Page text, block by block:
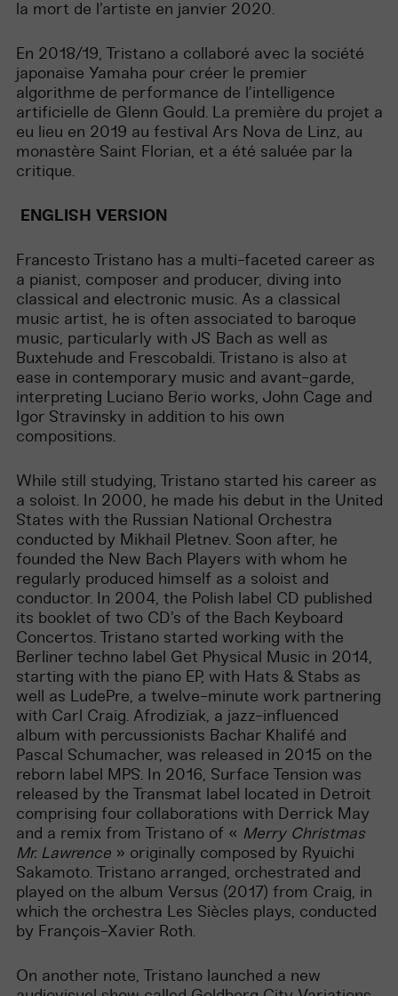
la mort de l’artiste en janvier 2020.
En 2018/19, Tristano a collaboré avec la société
japonaise Yamaha pour créer le premier
algorithme de performance de l’intelligence
artificielle de Glenn Gould. La première du projet a
eu lieu en 2019 au festival Ars Nova de Linz, au
monastère Saint Florian, et a été saluée par la
critique.
ENGLISH VERSION
Francesto Tristano has a multi-faceted career as
a pianist, composer and producer, diving into
classical and electronic music. As a classical
music artist, he is often associated to baroque
music, particularly with JS Bach as well as
Buxtehude and Frescobaldi. Tristano is also at
ease in contemporary music and avant-garde,
interpreting Luciano Berio works, John Cage and
Igor Stravinsky in addition to his own
compositions.
While still studying, Tristano started his career as
a soloist. In 2000, he made his debut in the United
States with the Russian National Orchestra
conducted by Mikhail Pletnev. Soon after, he
founded the New Bach Players with whom he
regularly produced himself as a soloist and
conductor. In 2004, the Polish label CD published
its booklet of two CD’s of the Bach Keyboard
Concertos. Tristano started working with the
Berliner techno label Get Physical Music in 2014,
starting with the piano EP, with Hats & Stabs as
well as LudePre, a twelve-minute work partnering
with Carl Craig. Afrodiziak, a jazz-influenced
album with percussionists Bachar Khalifé and
Pascal Schumacher, was released in 2015 on the
reborn label MPS. In 2016, Surface Tension was
released by the Transmat label located in Detroit
comprising four collaborations with Derrick May
and a remix from Tristano of « Merry Christmas
Mr. Lawrence» originally composed by Ryuichi
Sakamoto. Tristano arranged, orchestrated and
played on the album Versus (2017) from Craig, in
which the orchestra Les Siècles plays, conducted
by François-Xavier Roth.
On another note, Tristano launched a new